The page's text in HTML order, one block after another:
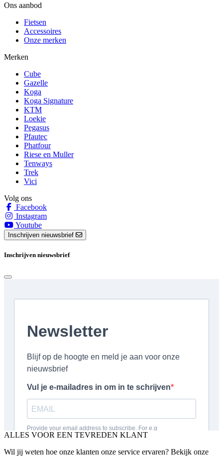
Ons aanbod
Fietsen
Accessoires
Onze merken
Merken
Cube
Gazelle
Koga
Koga Signature
KTM
Loekie
Pegasus
Pfautec
Phatfour
Riese en Muller
Tenways
Trek
Vici
Volg ons
Facebook
Instagram
Youtube
Inschrijven nieuwsbrief
Inschrijven nieuwsbrief
ALLES VOOR EEN TEVREDEN KLANT
Wil jij weten hoe onze klanten onze service ervaren? Bekijk onze